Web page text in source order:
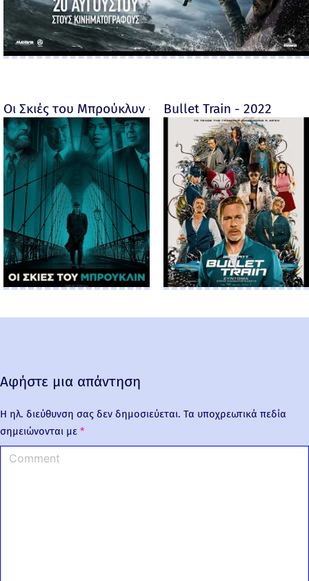
Οι Σκιές του Μπρούκλυν - Motherless Brooklyn -
Bullet Train - 2022
Αφήστε μια απάντηση
Η ηλ. διεύθυνση σας δεν δημοσιεύεται. Τα υποχρεωτικά πεδία
σημειώνονται με *